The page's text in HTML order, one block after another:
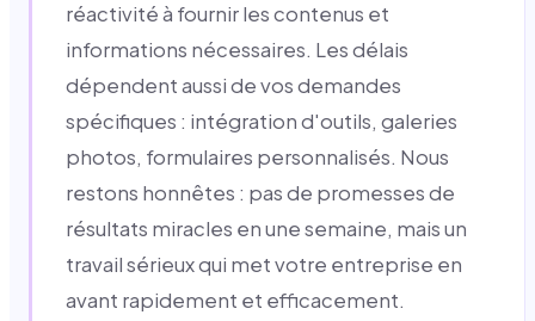
réactivité à fournir les contenus et
informations nécessaires. Les délais
dépendent aussi de vos demandes
spécifiques : intégration d'outils, galeries
photos, formulaires personnalisés. Nous
restons honnêtes : pas de promesses de
résultats miracles en une semaine, mais un
travail sérieux qui met votre entreprise en
avant rapidement et efficacement.